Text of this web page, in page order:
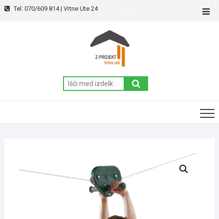
Skip Tel: 070/609 814 | Vrtne Ute 24
Išči: